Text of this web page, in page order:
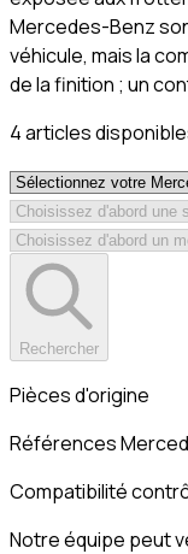
Mercedes-Benz
véhicule, mais la
de la finition ; un
4articlesdisponible
Rechercher
Pièces d'origine
Références
Compatibilité
Notre équipe peut